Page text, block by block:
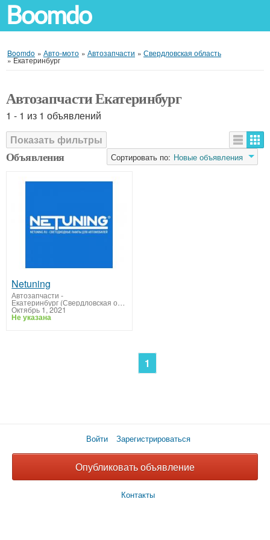
Boomdo
Boomdo » Авто-мото » Автозапчасти » Свердловская область
»Екатеринбург
Автозапчасти Екатеринбург
1 - 1 из 1 объявлений
Показать фильтры
Сортировать по: Новые объявления
Объявления
Netuning
Автозапчасти -
Екатеринбург (Свердловская область)
Октябрь 1, 2021
Не указана
1
Войти Зарегистрироваться
Опубликовать объявление
Контакты